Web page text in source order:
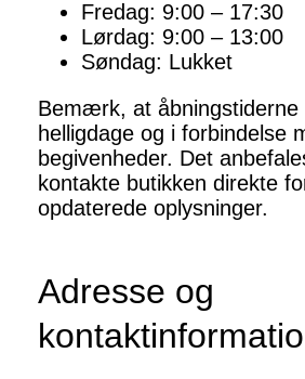
Fredag: 9:00 – 17:30
Lørdag: 9:00 – 13:00
Søndag: Lukket
Bemærk, at åbningstiderne
helligdage og i forbindelse
begivenheder. Det
kontakte butikken direkte
opdaterede oplysninger.
Adresse og